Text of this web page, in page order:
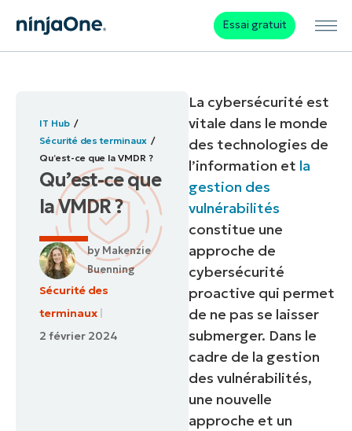
Essai gratuit
IT Hub
Sécurité des terminaux
Qu’est-ce que la VMDR ?
Qu’est-ce que
la VMDR ?
by Makenzie
Buenning
Sécurité des
terminaux
2 février 2024
La cybersécurité est
vitale dans le monde
des technologies de
l’information et la
gestion des
vulnérabilités
constitue une
approche de
cybersécurité
proactive qui permet
de ne pas se laisser
submerger. Dans le
cadre de la gestion
des vulnérabilités,
une nouvelle
approche et un